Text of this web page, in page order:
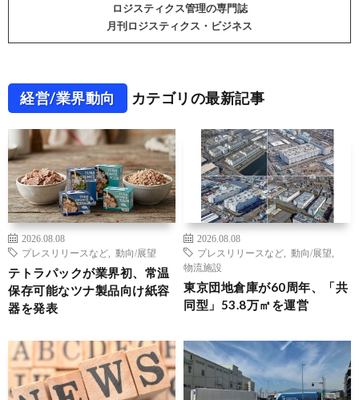
ロジスティクス管理の専門誌
月刊ロジスティクス・ビジネス
経営/業界動向 カテゴリの最新記事
2026.08.08
プレスリリースなど
動向/展望
テトラパックが業界初、常温
保存可能なツナ製品向け紙容
器を発表
2026.08.08
プレスリリースなど
動向/展望
物流施設
東京団地倉庫が60周年、「共
同型」53.8万㎡を運営